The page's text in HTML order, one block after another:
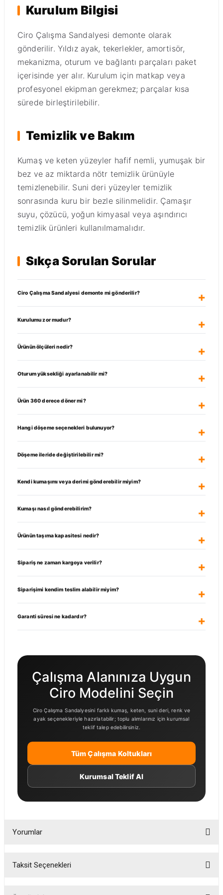
Kurulum Bilgisi
Ciro Çalışma Sandalyesi demonte olarak
gönderilir. Yıldız ayak, tekerlekler, amortisör,
mekanizma, oturum ve bağlantı parçaları paket
içerisinde yer alır. Kurulum için matkap veya
profesyonel ekipman gerekmez; parçalar kısa
sürede birleştirilebilir.
Temizlik ve Bakım
Kumaş ve keten yüzeyler hafif nemli, yumuşak bir
bez ve az miktarda nötr temizlik ürünüyle
temizlenebilir. Suni deri yüzeyler temizlik
sonrasında kuru bir bezle silinmelidir. Çamaşır
suyu, çözücü, yoğun kimyasal veya aşındırıcı
temizlik ürünleri kullanılmamalıdır.
Sıkça Sorulan Sorular
Ciro Çalışma Sandalyesi demonte mi gönderilir?
Kurulumu zor mudur?
Ürünün ölçüleri nedir?
Oturum yüksekliği ayarlanabilir mi?
Ürün 360 derece döner mi?
Hangi döşeme seçenekleri bulunuyor?
Döşeme ileride değiştirilebilir mi?
Kendi kumaşımı veya derimi gönderebilir miyim?
Kumaşı nasıl gönderebilirim?
Ürünün taşıma kapasitesi nedir?
Sipariş ne zaman kargoya verilir?
Siparişimi kendim teslim alabilir miyim?
Garanti süresi ne kadardır?
Çalışma Alanınıza Uygun
Ciro Modelini Seçin
Ciro Çalışma Sandalyesini farklı kumaş, keten, suni deri, renk ve
ayak seçenekleriyle hazırlatabilir; toplu alımlarınız için kurumsal
teklif talep edebilirsiniz.
Tüm Çalışma Koltukları
Kurumsal Teklif Al
Yorumlar
Bu ürüne ilk yorumu siz yapın!
Taksit Seçenekleri